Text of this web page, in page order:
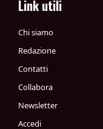
Link utili
Chi siamo
Redazione
Contatti
Collabora
Newsletter
Accedi